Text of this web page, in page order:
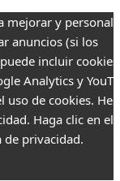
mejorar y
anuncios (si los
incluir
Analytics y
uso de cookies.
Haga clic en el
privacidad.